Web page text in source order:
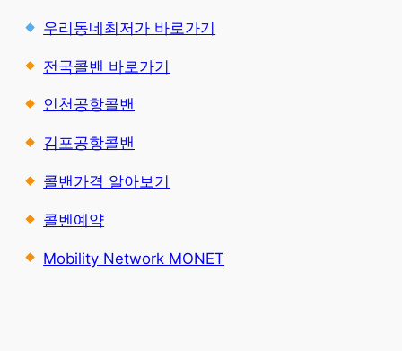
우리동네최저가 바로가기
전국콜밴 바로가기
인천공항콜밴
김포공항콜밴
콜밴가격 알아보기
콜벤예약
Mobility Network MONET